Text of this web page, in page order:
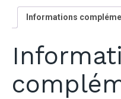
Informations